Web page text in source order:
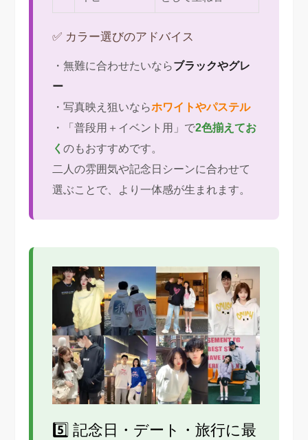
✅ カラー選びのアドバイス
・無難に合わせたいならブラックやグレ
ー
・写真映え狙いならホワイトやパステル
・「普段用＋イベント用」で2色揃えてお
くのもおすすめです。
二人の雰囲気や記念日シーンに合わせて
選ぶことで、より一体感が生まれます。
5️⃣ 記念日・デート・旅行に最